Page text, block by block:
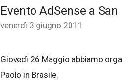
Evento AdSense a San
venerdì 3 giugno 2011
Giovedì 26 Maggio abbiamo
Paolo in Brasile.